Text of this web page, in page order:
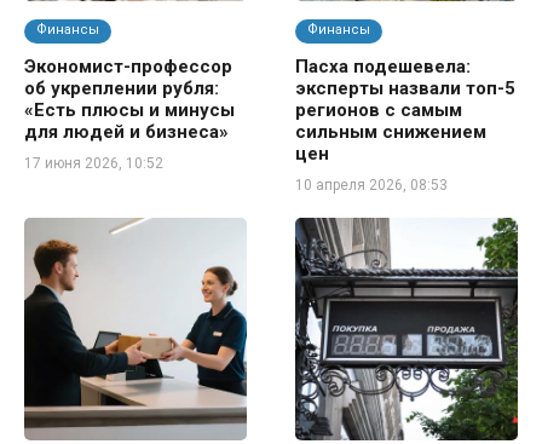
Финансы
Экономист-профессор
об укреплении рубля:
«Есть плюсы и минусы
для людей и бизнеса»
17 июня 2026, 10:52
Финансы
Пасха подешевела:
эксперты назвали топ-5
регионов с самым
сильным снижением
цен
10 апреля 2026, 08:53